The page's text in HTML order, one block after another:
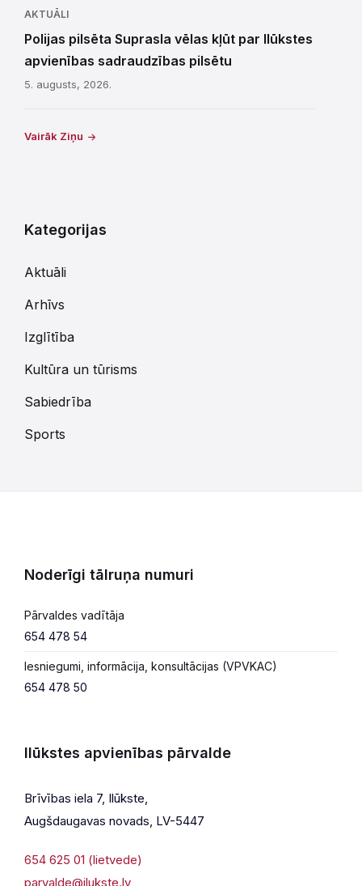
AKTUĀLI
Polijas pilsēta Suprasla vēlas kļūt par Ilūkstes
apvienības sadraudzības pilsētu
5. augusts, 2026.
Vairāk Ziņu
Kategorijas
Aktuāli
Arhīvs
Izglītība
Kultūra un tūrisms
Sabiedrība
Sports
Noderīgi tālruņa numuri
Pārvaldes vadītāja
654 478 54
Iesniegumi, informācija, konsultācijas (VPVKAC)
654 478 50
Ilūkstes apvienības pārvalde
Brīvības iela 7, Ilūkste,
Augšdaugavas novads, LV-5447
654 625 01 (lietvede)
parvalde@ilukste.lv